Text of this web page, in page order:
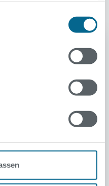
- Starttermine